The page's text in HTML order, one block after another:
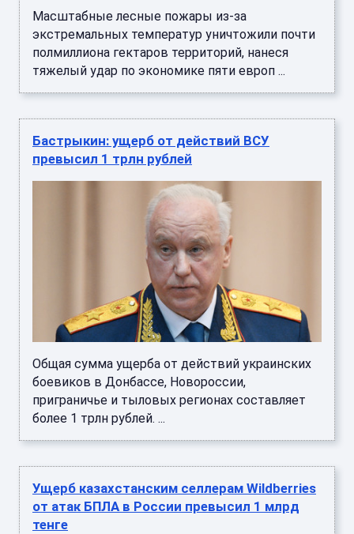
Масштабные лесные пожары из-за
экстремальных температур уничтожили почти
полмиллиона гектаров территорий, нанеся
тяжелый удар по экономике пяти европ ...
Бастрыкин: ущерб от действий ВСУ
превысил 1 трлн рублей
Общая сумма ущерба от действий украинских
боевиков в Донбассе, Новороссии,
приграничье и тыловых регионах составляет
более 1 трлн рублей. ...
Ущерб казахстанским селлерам Wildberries
от атак БПЛА в России превысил 1 млрд
тенге